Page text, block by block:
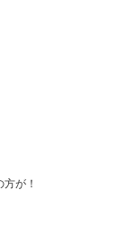
い…と思っ